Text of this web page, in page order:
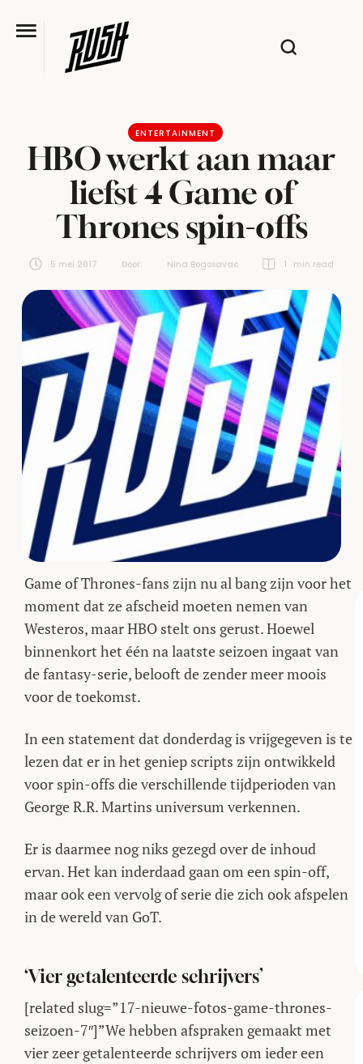
ENTERTAINMENT
HBO werkt aan maar
liefst 4 Game of
Thrones spin-offs
5 mei 2017 Door: Nina Bogosavac 1 min read
Game of Thrones-fans zijn nu al bang zijn voor het
moment dat ze afscheid moeten nemen van
Westeros, maar HBO stelt ons gerust. Hoewel
binnenkort het één na laatste seizoen ingaat van
de fantasy-serie, belooft de zender meer moois
voor de toekomst.
In een statement dat donderdag is vrijgegeven is te
lezen dat er in het geniep scripts zijn ontwikkeld
voor spin-offs die verschillende tijdperioden van
George R.R. Martins universum verkennen.
Er is daarmee nog niks gezegd over de inhoud
ervan. Het kan inderdaad gaan om een spin-off,
maar ook een vervolg of serie die zich ook afspelen
in de wereld van GoT.
‘Vier getalenteerde schrijvers’
[related slug=”17-nieuwe-fotos-game-thrones-
seizoen-7″]”We hebben afspraken gemaakt met
vier zeer getalenteerde schrijvers om ieder een